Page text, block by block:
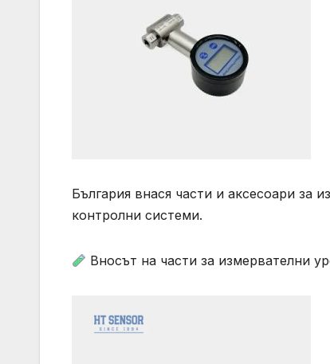
България внася части и аксесоари за
контролни системи. ️
Вносът на части за измервателни